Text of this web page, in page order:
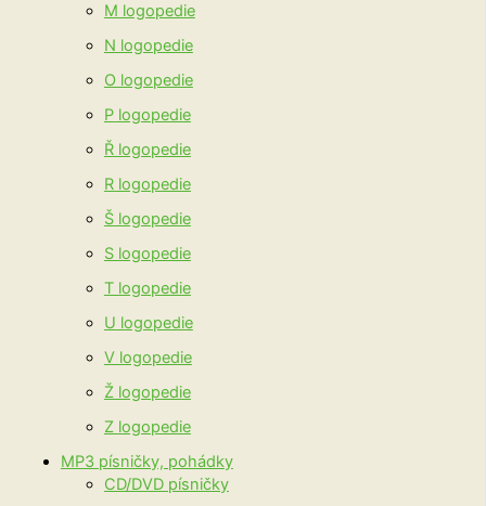
M logopedie
N logopedie
O logopedie
P logopedie
Ř logopedie
R logopedie
Š logopedie
S logopedie
T logopedie
U logopedie
V logopedie
Ž logopedie
Z logopedie
MP3 písničky, pohádky
CD/DVD písničky